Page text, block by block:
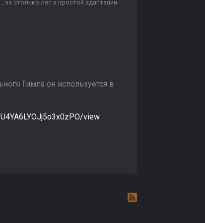
за столько лет и простой адаптации
Гимпа он используется в
view